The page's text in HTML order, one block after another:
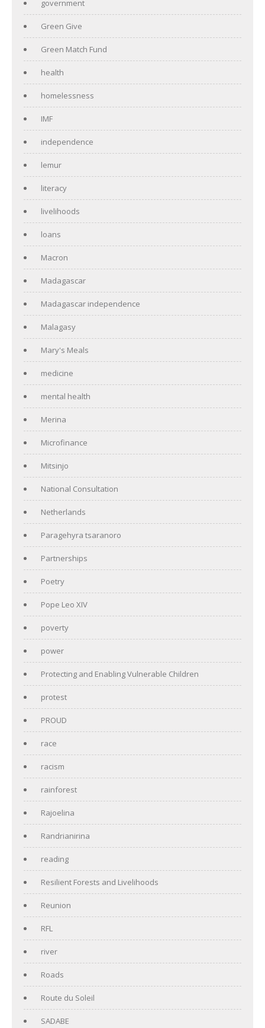
government
Green Give
Green Match Fund
health
homelessness
IMF
independence
lemur
literacy
livelihoods
loans
Macron
Madagascar
Madagascar independence
Malagasy
Mary's Meals
medicine
mental health
Merina
Microfinance
Mitsinjo
National Consultation
Netherlands
Paragehyra tsaranoro
Partnerships
Poetry
Pope Leo XIV
poverty
power
Protecting and Enabling Vulnerable Children
protest
PROUD
race
racism
rainforest
Rajoelina
Randrianirina
reading
Resilient Forests and Livelihoods
Reunion
RFL
river
Roads
Route du Soleil
SADABE